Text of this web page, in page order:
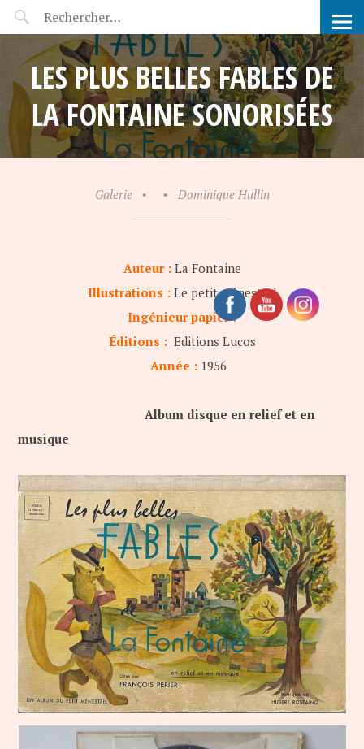
POP-UP FÉERIE
LES PLUS BELLES FABLES DE
LA FONTAINE SONORISÉES
Galerie • • Dominique Hullin
Auteur :La Fontaine
Illustrations : Le petit ménestrel
Ingénieur papier :
Éditions :Editions Lucos
Année : 1956
Album disque en relief et en
musique